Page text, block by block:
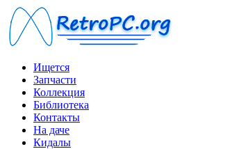
Ищется
Запчасти
Коллекция
Библиотека
Контакты
На даче
Кидалы